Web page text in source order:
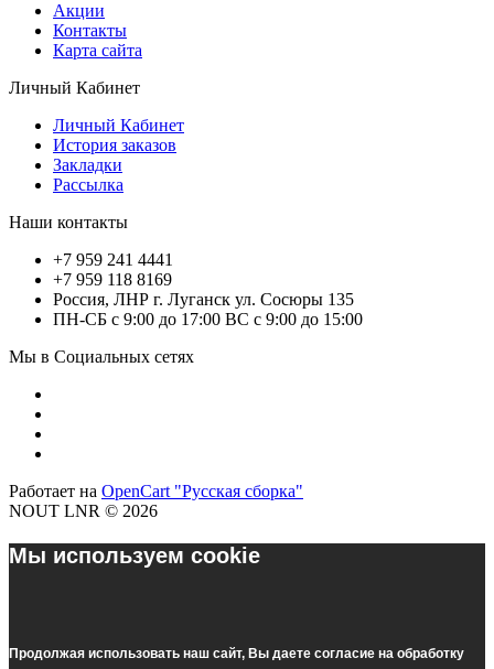
Акции
Контакты
Карта сайта
Личный Кабинет
Личный Кабинет
История заказов
Закладки
Рассылка
Наши контакты
+7 959 241 4441
+7 959 118 8169
Россия, ЛНР г. Луганск ул. Сосюры 135
ПН-СБ с 9:00 до 17:00 ВС с 9:00 до 15:00
Мы в Социальных сетях
Работает на OpenCart "Русская сборка"
NOUT LNR © 2026
Мы используем cookie
Продолжая использовать наш cайт, Вы даете согласие на обработку